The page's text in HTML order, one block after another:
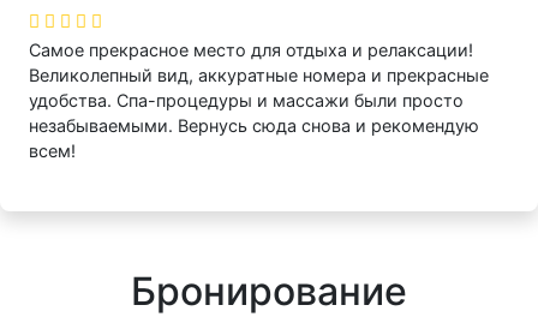
Самое прекрасное место для отдыха и релаксации!
Великолепный вид, аккуратные номера и прекрасные
удобства. Спа-процедуры и массажи были просто
незабываемыми. Вернусь сюда снова и рекомендую
всем!
Бронирование